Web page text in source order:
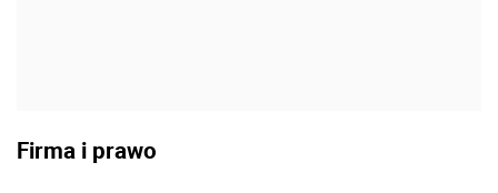
Firma i prawo